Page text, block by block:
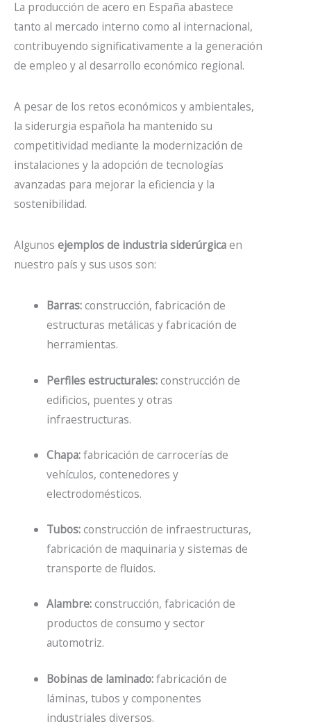
La producción de acero en España abastece
tanto al mercado interno como al internacional,
contribuyendo significativamente a la generación
de empleo y al desarrollo económico regional.
A pesar de los retos económicos y ambientales,
la siderurgia española ha mantenido su
competitividad mediante la modernización de
instalaciones y la adopción de tecnologías
avanzadas para mejorar la eficiencia y la
sostenibilidad.
Algunos ejemplos de industria siderúrgicaen
nuestro país y sus usos son:
Barras:construcción, fabricación de
estructuras metálicas y fabricación de
herramientas.
Perfiles estructurales:construcción de
edificios, puentes y otras
infraestructuras.
Chapa:fabricación de carrocerías de
vehículos, contenedores y
electrodomésticos.
Tubos:construcción de infraestructuras,
fabricación de maquinaria y sistemas de
transporte de fluidos.
Alambre:construcción, fabricación de
productos de consumo y sector
automotriz.
Bobinas de laminado:fabricación de
láminas, tubos y componentes
industriales diversos.